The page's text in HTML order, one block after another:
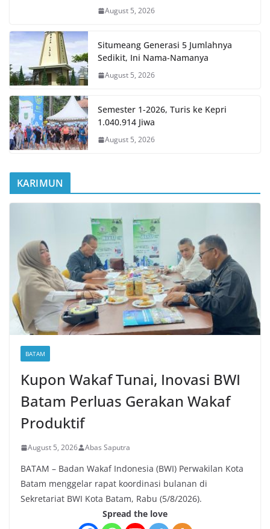
August 5, 2026
Situmeang Generasi 5 Jumlahnya
Sedikit, Ini Nama-Namanya
August 5, 2026
Semester 1-2026, Turis ke Kepri
1.040.914 Jiwa
August 5, 2026
KARIMUN
BATAM
Kupon Wakaf Tunai, Inovasi BWI
Batam Perluas Gerakan Wakaf
Produktif
August 5, 2026 Abas Saputra
BATAM – Badan Wakaf Indonesia (BWI) Perwakilan Kota
Batam menggelar rapat koordinasi bulanan di
Sekretariat BWI Kota Batam, Rabu (5/8/2026).
Spread the love